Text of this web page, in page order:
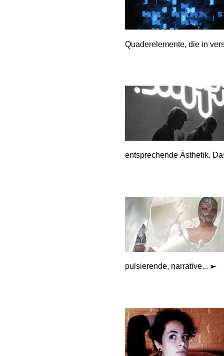
Quaderelemente, die in
entsprechende Ästhetik.
pulsierende, narrative...